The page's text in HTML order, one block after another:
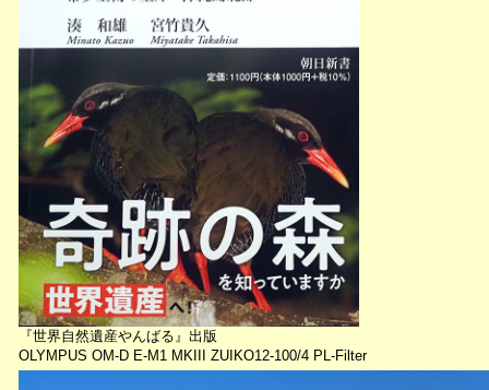
『世界自然遺産やんばる』出版
OLYMPUS OM-D E-M1 MKIII ZUIKO12-100/4 PL-Filter